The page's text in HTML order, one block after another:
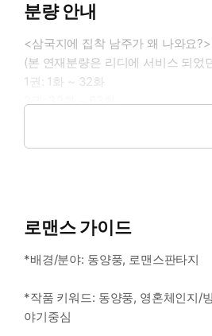
분량 안내
<삼국지에 집착 남주가 왜 나와요
(본 연재분량은 리디에 서비스 되
1권: 1화 ~ 32화
2권: 32화 ~ 63화
로맨스 가이드
*배경/분야: 동양풍, 로맨스판타지
*작품 키워드: 동양풍, 영혼체인지/
야기중심